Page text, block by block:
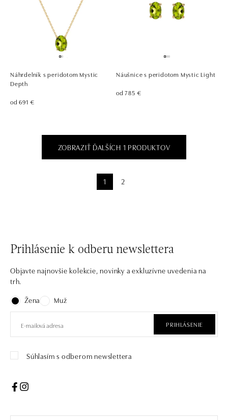
Náhrdelník s peridotom Mystic
Depth
od 691 €
Náušnice s peridotom Mystic Light
od 785 €
ZOBRAZIŤ ĎALŠÍCH 1 PRODUKTOV
1 2
Prihlásenie k odberu newslettera
Objavte najnovšie kolekcie, novinky a exkluzívne uvedenia na
trh.
Žena
Muž
PRIHLÁSENIE
Súhlasím s odberom newslettera